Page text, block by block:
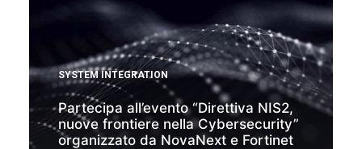
SYSTEM INTEGRATION
Partecipa all’evento “Direttiva NIS2,
nuove frontiere nella Cybersecurity”
organizzato da NovaNext e Fortinet